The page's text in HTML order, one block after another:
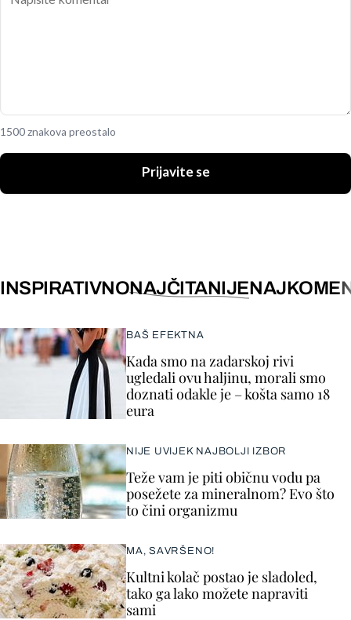
1500 znakova preostalo
Prijavite se
INSPIRATIVNONAJČITANIJE
BAŠ EFEKTNA
Kada smo na zadarskoj rivi
ugledali ovu haljinu, morali smo
doznati odakle je – košta samo 18
eura
NIJE UVIJEK NAJBOLJI IZBOR
Teže vam je piti običnu vodu pa
posežete za mineralnom? Evo što
to čini organizmu
MA, SAVRŠENO!
Kultni kolač postao je sladoled,
tako ga lako možete napraviti
sami